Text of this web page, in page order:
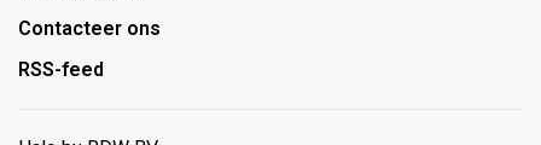
Contacteer ons
RSS-feed